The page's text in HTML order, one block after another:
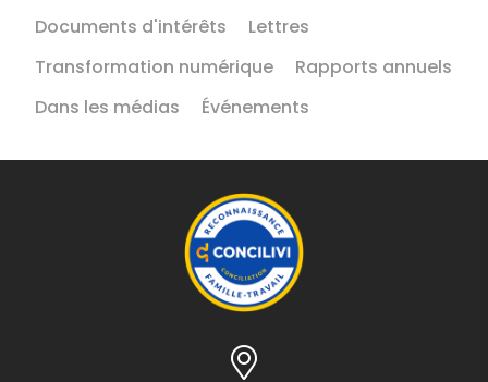
Documents d'intérêts
Lettres
Transformation numérique
Rapports annuels
Dans les médias
Événements